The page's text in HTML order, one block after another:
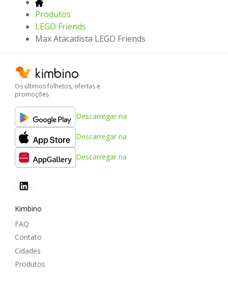
Produtos
LEGO Friends
Max Atacadista LEGO Friends
Os últimos folhetos, ofertas e
promoções
Descarregar na
Descarregar na
Descarregar na
Kimbino
FAQ
Contato
Cidades
Produtos